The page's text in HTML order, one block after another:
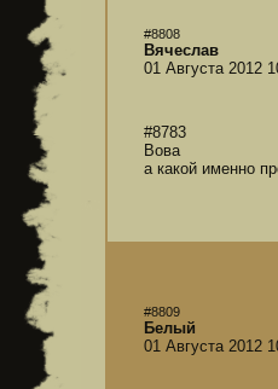
#8808
Вячеслав
01 Августа 2012
#8783
Вова
а какой именно
#8809
Белый
01 Августа 2012